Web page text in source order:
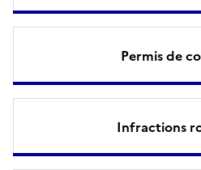
Permis de
Infractions